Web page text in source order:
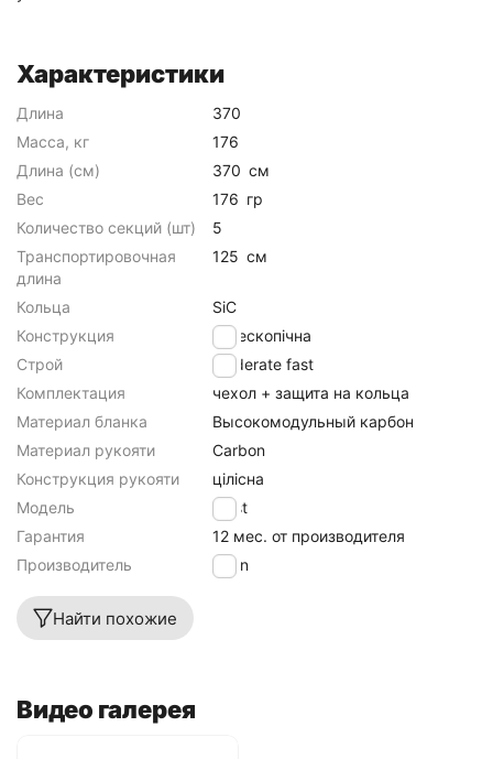
Характеристики
Длина
370
Масса, кг
176
Длина (см)
370 см
Вес
176 гр
Количество секций (шт)
5
Транспортировочная
длина
125 см
Кольца
SiC
Конструкция
телескопічна
Строй
moderate fast
Комплектация
чехол + защита на кольца
Материал бланка
Высокомодульный карбон
Материал рукояти
Carbon
Конструкция рукояти
цілісна
Модель
Blast
Гарантия
12 мес. от производителя
Производитель
Brain
Найти похожие
Видео галерея